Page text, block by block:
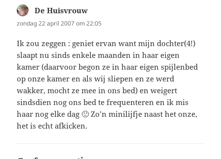
De Huisvrouw
zondag 22 april 2007 om 22:05
Ik zou zeggen : geniet ervan want mijn dochter(4!)
slaapt nu sinds enkele maanden in haar eigen
kamer (daarvoor begon ze in haar eigen spijlenbed
op onze kamer en als wij sliepen en ze werd
wakker, mocht ze mee in ons bed) en weigert
sindsdien nog ons bed te frequenteren en ik mis
haar nog elke dag 🙁 Zo’n minilijfje naast het onze,
het is echt afkicken.